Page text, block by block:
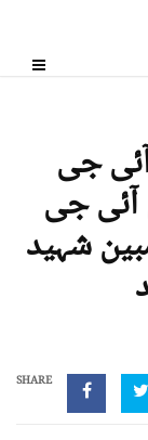
جی
آئی جی
شہید
SHARE